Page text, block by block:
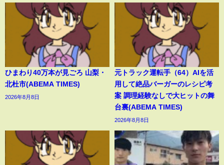
ひまわり40万本が見ごろ 山梨・
北杜市(ABEMA TIMES)
2026年8月8日
元トラック運転手（64）AIを活
用して絶品バーガーのレシピ考
案 調理経験なしで大ヒットの舞
台裏(ABEMA TIMES)
2026年8月8日